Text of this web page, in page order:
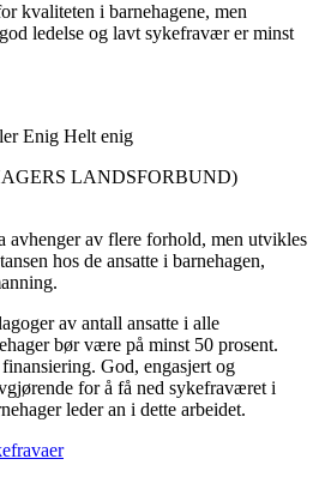
kvaliteten i barnehagene, men
ledelse og lavt sykefravær er minst
Enig Helt enig
LANDSFORBUND)
avhenger av flere forhold, men utvikles
hos de ansatte i barnehagen,
av antall ansatte i alle
bør være på minst 50 prosent.
God, engasjert og
for å få ned sykefraværet i
leder an i dette arbeidet.